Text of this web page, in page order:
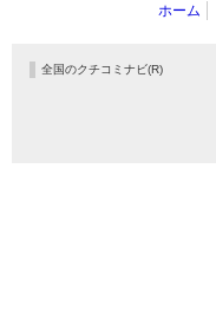
ホーム
全国のクチコミナビ(R)